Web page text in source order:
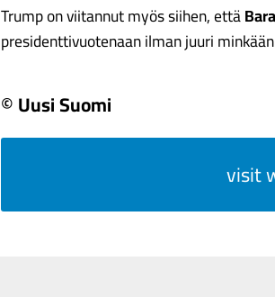
Trump on viitannut myös siihen, että
presidenttivuotenaan ilman juuri
© Uusi Suomi
visit